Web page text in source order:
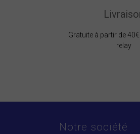
Gratuite à partir de
relay
Notre société